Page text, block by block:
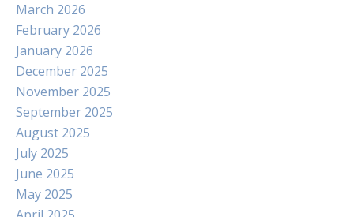
March 2026
February 2026
January 2026
December 2025
November 2025
September 2025
August 2025
July 2025
June 2025
May 2025